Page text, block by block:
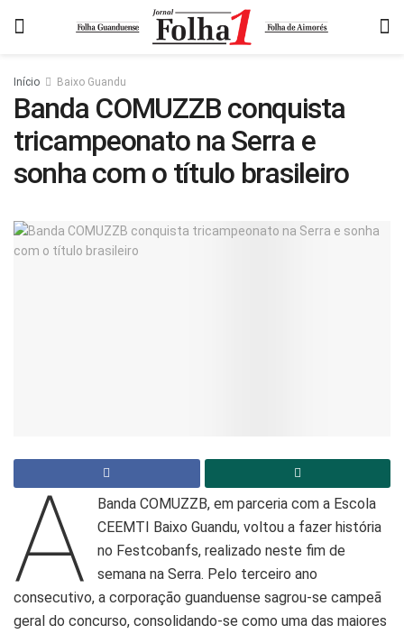
Início Baixo Guandu
Banda COMUZZB conquista
tricampeonato na Serra e
sonha com o título brasileiro
A
Banda COMUZZB, em parceria com a Escola
CEEMTI Baixo Guandu, voltou a fazer história
no Festcobanfs, realizado neste fim de
semana na Serra. Pelo terceiro ano
consecutivo, a corporação guanduense sagrou-se campeã
geral do concurso, consolidando-se como uma das maiores